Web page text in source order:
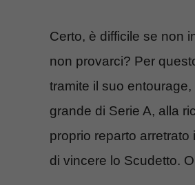
Certo, è difficile se non
non provarci? Per
tramite il suo
grande di Serie A, alla
proprio reparto
di vincere lo Scudetto.